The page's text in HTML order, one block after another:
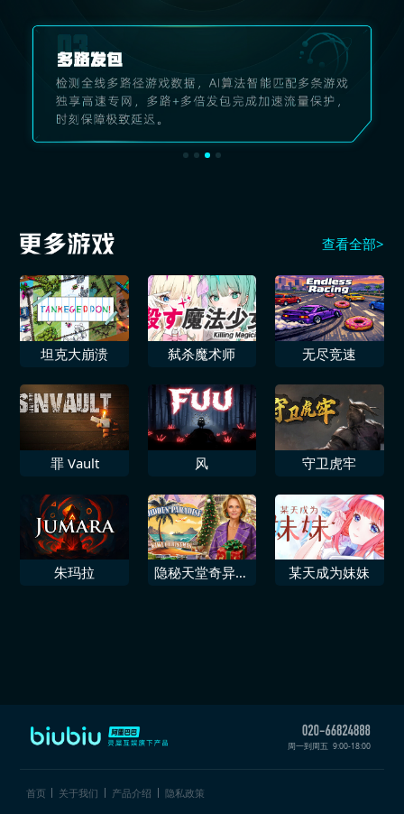
查看全部>
坦克大崩溃 弑杀魔术师 无尽竞速
罪 Vault 风 守卫虎牢
朱玛拉
隐秘天堂奇异果
某天成为妹妹
周一到周五 9:00-18:00
首页 关于我们 产品介绍 隐私政策